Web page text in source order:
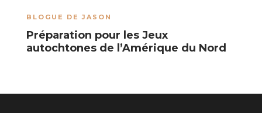
BLOGUE DE JASON
Préparation pour les Jeux
autochtones de l’Amérique du Nord